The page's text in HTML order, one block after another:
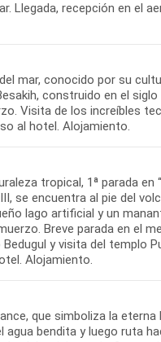
Llegada, recepción en el
mar, conocido por su
construido en el siglo
Visita de los increíbles
al hotel. Alojamiento.
tropical, 1ª parada en
se encuentra al pie del
lago artificial y un
Breve parada en el
y visita del templo
Alojamiento.
que simboliza la eterna
agua bendita y luego ruta